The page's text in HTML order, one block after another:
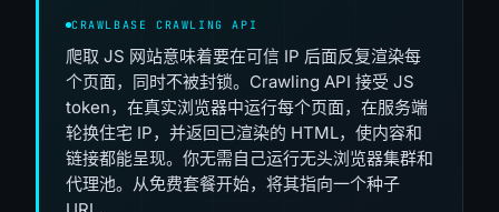
CRAWLBASE CRAWLING API
爬取 JS 网站意味着要在可信 IP 后面反复渲染每
个页面，同时不被封锁。Crawling API 接受 JS
token，在真实浏览器中运行每个页面，在服务端
轮换住宅 IP，并返回已渲染的 HTML，使内容和
链接都能呈现。你无需自己运行无头浏览器集群和
代理池。从免费套餐开始，将其指向一个种子